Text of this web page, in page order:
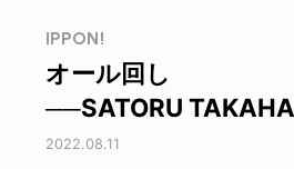
IPPON!
オール回し
──SATORU
2022.08.11